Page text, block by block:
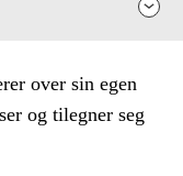
over sin egen
og tilegner seg